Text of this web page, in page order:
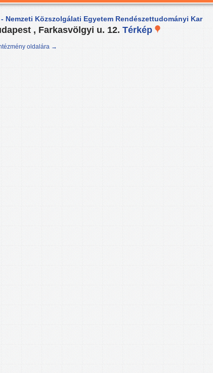
- Nemzeti Közszolgálati Egyetem Rendészettudományi Kar
, Farkasvölgyi u. 12. Térkép
oldalára →